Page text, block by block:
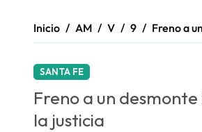
Inicio AM V 9 Freno a
SANTA FE
Freno a un
la justicia